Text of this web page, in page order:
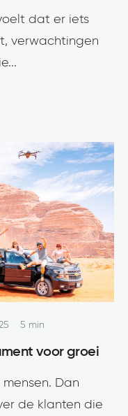
dat er iets
verwachtingen
5 min
voor groei
Dan
de klanten die